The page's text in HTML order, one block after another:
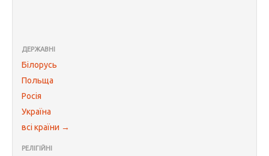
ДЕРЖАВНІ
Білорусь
Польща
Росія
Україна
всі країни →
РЕЛІГІЙНІ